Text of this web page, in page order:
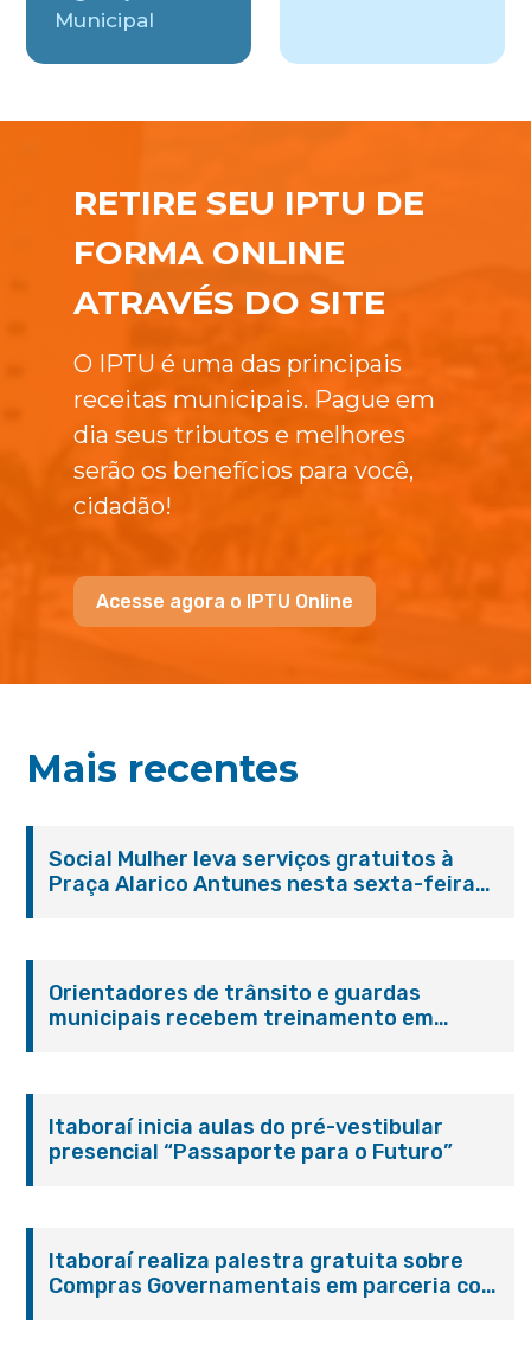
Municipal
RETIRE SEU IPTU DE
FORMA ONLINE
ATRAVÉS DO SITE
O IPTU é uma das principais
receitas municipais. Pague em
dia seus tributos e melhores
serão os benefícios para você,
cidadão!
Acesse agora o IPTU Online
Mais recentes
Social Mulher leva serviços gratuitos à
Praça Alarico Antunes nesta sexta-feira
Orientadores de trânsito e guardas
municipais recebem treinamento em
Itaboraí inicia aulas do pré-vestibular
presencial “Passaporte para o Futuro”
Itaboraí realiza palestra gratuita sobre
Compras Governamentais em parceria com